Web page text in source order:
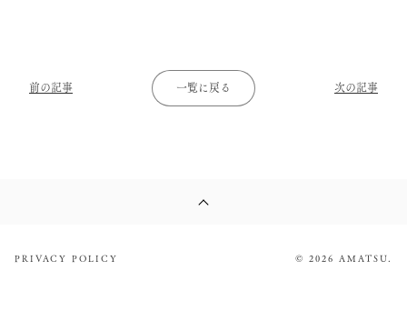
前の記事 一覧に戻る 次の記事
PRIVACY POLICY © 2026 AMATSU.